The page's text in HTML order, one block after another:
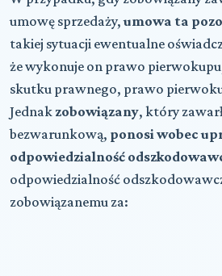
umowę sprzedaży,umowa ta
takiej sytuacji ewentualne
że wykonuje on prawo
skutku prawnego, prawo
Jednak zobowiązany, który
bezwarunkową, ponosi wobec
odpowiedzialność
odpowiedzialność
zobowiązanemu za: